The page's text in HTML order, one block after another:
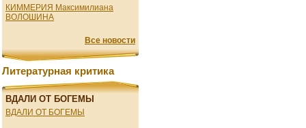
КИММЕРИЯ Максимилиана
ВОЛОШИНА
Все новости
Литературная критика
ВДАЛИ ОТ БОГЕМЫ
ВДАЛИ ОТ БОГЕМЫ